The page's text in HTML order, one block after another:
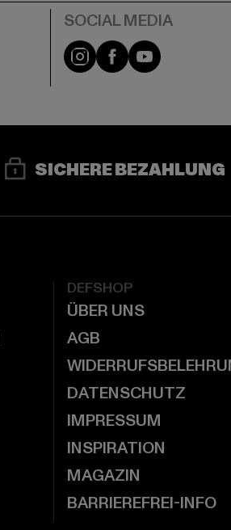
Instagram
FacebookYouTube
SICHERE BEZAHLUNG
DEFSHOP
ÜBER UNS
AGB
DATENSCHUTZ
IMPRESSUM
INSPIRATION
MAGAZIN
BARRIEREFREI-INFO